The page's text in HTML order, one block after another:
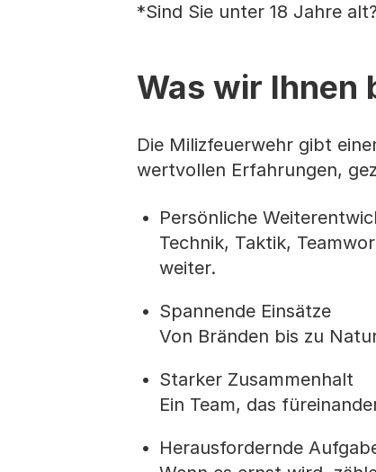
*Sind Sie unter 18 Jahre
Was wir Ihnen
Die Milizfeuerwehr gibt
wertvollen Erfahrungen,
Persönliche
Technik, Taktik,
weiter.
Spannende Einsätze
Von Bränden bis zu
Starker Zusammenhalt
Ein Team, das
Herausfordernde